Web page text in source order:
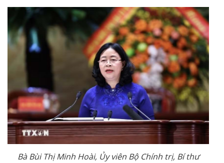
Bà Bùi Thị Minh Hoài, Ủy viên Bộ Chính trị, Bí thư